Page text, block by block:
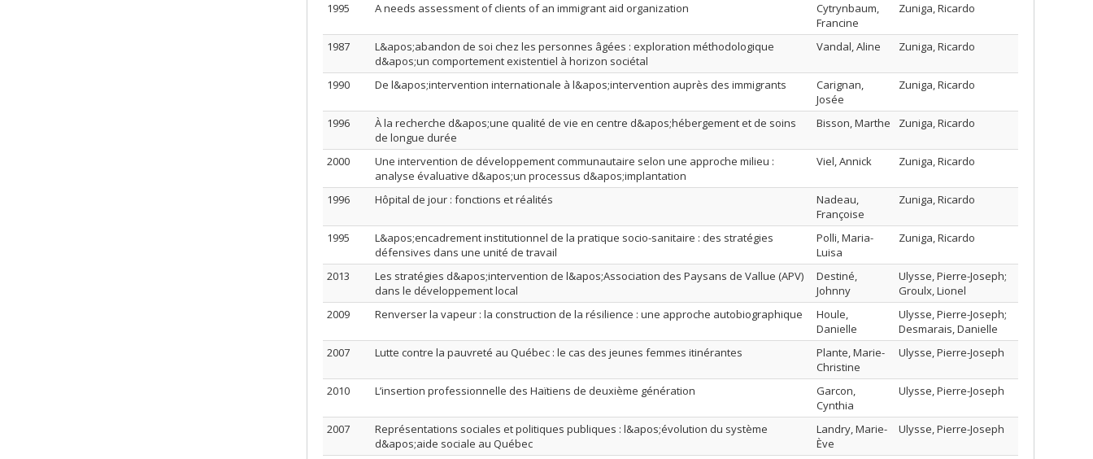
1995 A needs assessment of clients of an immigrant aid organization
Cytrynbaum,
Francine
Zuniga, Ricardo
1987
L&apos;abandon de soi chez les personnes âgées : exploration méthodologique
d&apos;un comportement existentiel à horizon sociétal
Vandal, Aline Zuniga, Ricardo
1990 De l&apos;intervention internationale à l&apos;intervention auprès des immigrants
Carignan,
Josée
Zuniga, Ricardo
1996
À la recherche d&apos;une qualité de vie en centre d&apos;hébergement et de soins
de longue durée
Bisson, Marthe Zuniga, Ricardo
2000
Une intervention de développement communautaire selon une approche milieu :
analyse évaluative d&apos;un processus d&apos;implantation
Viel, Annick Zuniga, Ricardo
1996 Hôpital de jour : fonctions et réalités
Nadeau,
Françoise
Zuniga, Ricardo
1995
L&apos;encadrement institutionnel de la pratique socio-sanitaire : des stratégies
défensives dans une unité de travail
Polli, Maria-
Luisa
Zuniga, Ricardo
2013
Les stratégies d&apos;intervention de l&apos;Association des Paysans de Vallue (APV)
dans le développement local
Destiné,
Johnny
Ulysse, Pierre-Joseph;
Groulx, Lionel
2009
Renverser la vapeur : la construction de la résilience : une approche autobiographique
Houle,
Danielle
Ulysse, Pierre-Joseph;
Desmarais, Danielle
2007
Lutte contre la pauvreté au Québec : le cas des jeunes femmes itinérantes
Plante, Marie-
Christine
Ulysse, Pierre-Joseph
2010 L’insertion professionnelle des Haïtiens de deuxième génération
Garcon,
Cynthia
Ulysse, Pierre-Joseph
2007
Représentations sociales et politiques publiques : l&apos;évolution du système
d&apos;aide sociale au Québec
Landry, Marie-
Ève
Ulysse, Pierre-Joseph